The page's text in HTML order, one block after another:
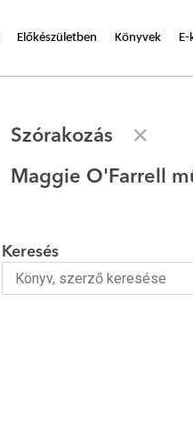
Előkészületben Könyvek
Szórakozás
Maggie O'Farrell
Keresés